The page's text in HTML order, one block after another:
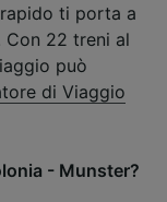
ti porta a
Con 22 treni al
può
di Viaggio
- Munster?